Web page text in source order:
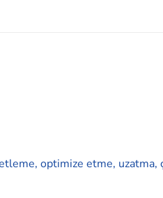
optimize etme,